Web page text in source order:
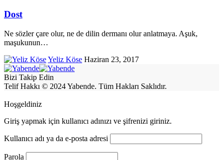
Dost
Ne sözler çare olur, ne de dilin dermanı olur anlatmaya. Aşuk,
maşukunun…
Yeliz Köse Haziran 23, 2017
Bizi Takip Edin
Telif Hakkı © 2024 Yabende. Tüm Hakları Saklıdır.
Hoşgeldiniz
Giriş yapmak için kullanıcı adınızı ve şifrenizi giriniz.
Kullanıcı adı ya da e-posta adresi
Parola